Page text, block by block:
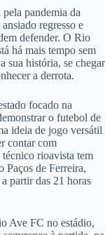
pandemia da
regresso e
defender. O Rio
há mais tempo sem
sua história, se chegar
a derrota.
focado na
o futebol de
ideia de jogo versátil
contar com
rioavista tem
Paços de Ferreira,
partir das 21 horas
Ave FC no estádio,